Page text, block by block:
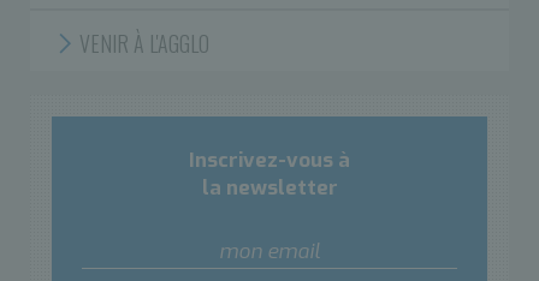
VENIR À L'AGGLO
Inscrivez-vous à
la newsletter